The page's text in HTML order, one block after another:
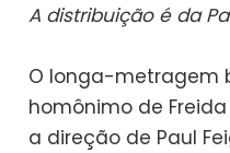
A distribuição é da
O longa-metragem
homônimo de
a direção de Paul